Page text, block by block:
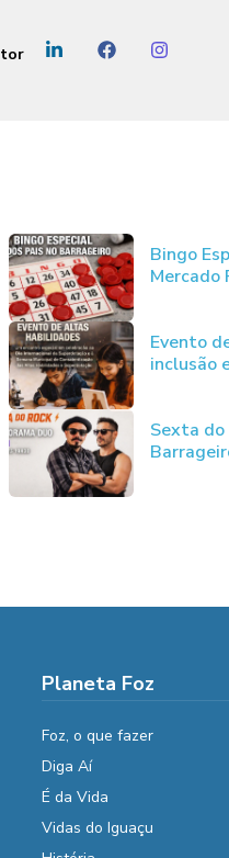
Bingo
Mercado
Evento
inclusão
Sexta do
Planeta Foz
Foz, o que fazer
Diga Aí
É da Vida
Vidas do Iguaçu